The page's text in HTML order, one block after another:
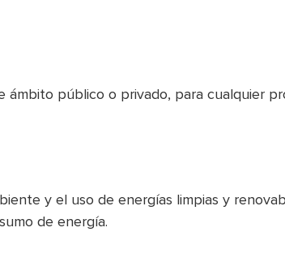
público o privado, para cualquier
y el uso de energías limpias y
de energía.